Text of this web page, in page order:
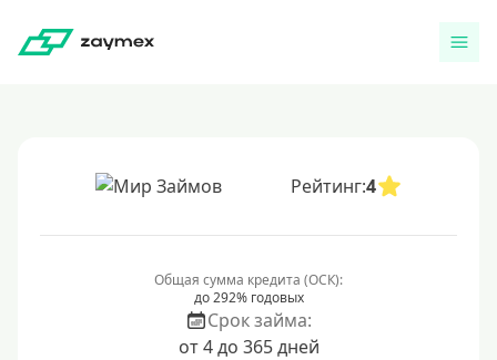
Рейтинг:4
Общая сумма кредита (ОСК):
до 292% годовых
Срок займа:
от 4 до 365 дней